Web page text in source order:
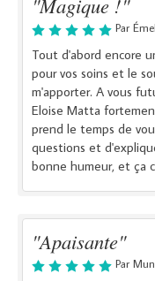
"Magique !"
Par
Tout d'abord encore
pour vos soins et le
m'apporter. A vous
Eloise Matta
prend le temps de
questions et
bonne humeur, et ça
"Apaisante"
Par